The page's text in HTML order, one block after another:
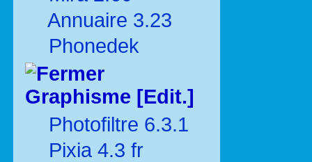
Annuaire 3.23
Phonedek
Graphisme [Edit.]
Photofiltre 6.3.1
Pixia 4.3 fr